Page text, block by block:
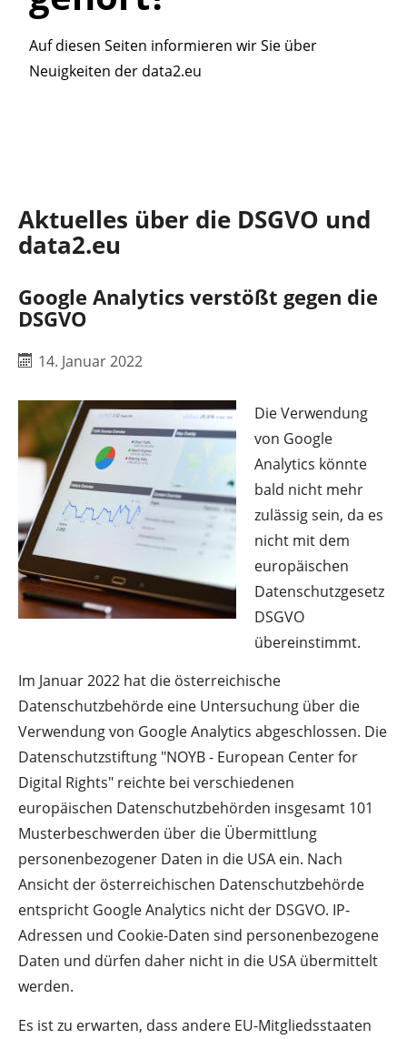
Auf diesen Seiten informieren wir Sie über
Neuigkeiten der data2.eu
Aktuelles über die DSGVO und
data2.eu
Google Analytics verstößt gegen die
DSGVO
14. Januar 2022
Die Verwendung
von Google
Analytics könnte
bald nicht mehr
zulässig sein, da es
nicht mit dem
europäischen
Datenschutzgesetz
DSGVO
übereinstimmt.
Im Januar 2022 hat die österreichische
Datenschutzbehörde eine Untersuchung über die
Verwendung von Google Analytics abgeschlossen. Die
Datenschutzstiftung "NOYB - European Center for
Digital Rights" reichte bei verschiedenen
europäischen Datenschutzbehörden insgesamt 101
Musterbeschwerden über die Übermittlung
personenbezogener Daten in die USA ein. Nach
Ansicht der österreichischen Datenschutzbehörde
entspricht Google Analytics nicht der DSGVO. IP-
Adressen und Cookie-Daten sind personenbezogene
Daten und dürfen daher nicht in die USA übermittelt
werden.
Es ist zu erwarten, dass andere EU-Mitgliedsstaaten